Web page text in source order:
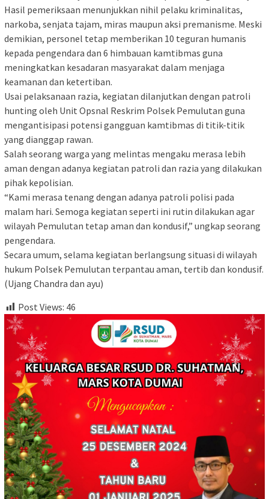
Hasil pemeriksaan menunjukkan nihil pelaku kriminalitas,
narkoba, senjata tajam, miras maupun aksi premanisme. Meski
demikian, personel tetap memberikan 10 teguran humanis
kepada pengendara dan 6 himbauan kamtibmas guna
meningkatkan kesadaran masyarakat dalam menjaga
keamanan dan ketertiban.
Usai pelaksanaan razia, kegiatan dilanjutkan dengan patroli
hunting oleh Unit Opsnal Reskrim Polsek Pemulutan guna
mengantisipasi potensi gangguan kamtibmas di titik-titik
yang dianggap rawan.
Salah seorang warga yang melintas mengaku merasa lebih
aman dengan adanya kegiatan patroli dan razia yang dilakukan
pihak kepolisian.
“Kami merasa tenang dengan adanya patroli polisi pada
malam hari. Semoga kegiatan seperti ini rutin dilakukan agar
wilayah Pemulutan tetap aman dan kondusif,” ungkap seorang
pengendara.
Secara umum, selama kegiatan berlangsung situasi di wilayah
hukum Polsek Pemulutan terpantau aman, tertib dan kondusif.
(Ujang Chandra dan ayu)
Post Views: 46